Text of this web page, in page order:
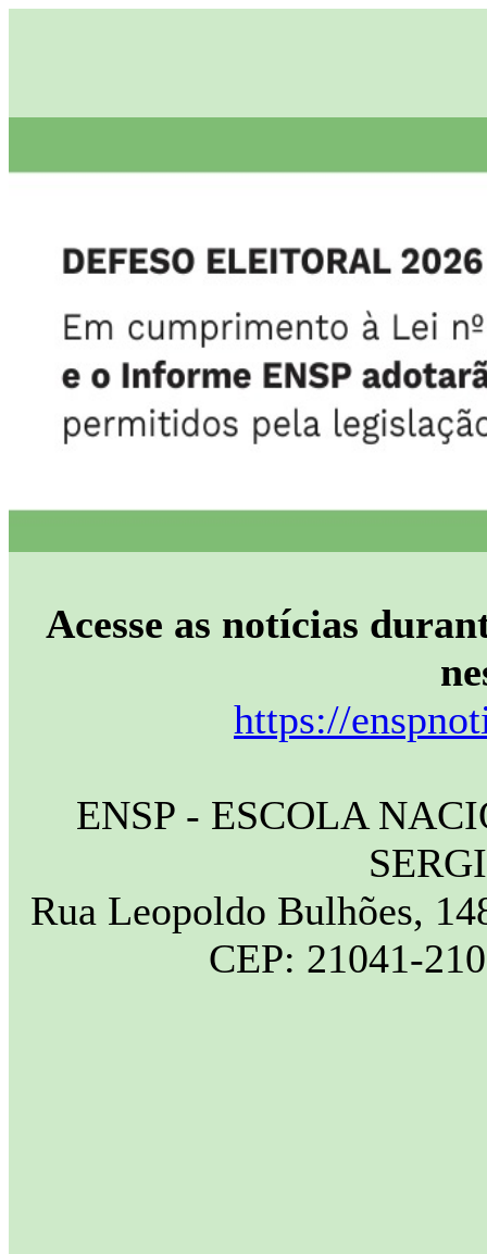
Acesse as notícias
https://
ENSP - ESCOLA
Rua Leopoldo Bulhões,
CEP: 21041-